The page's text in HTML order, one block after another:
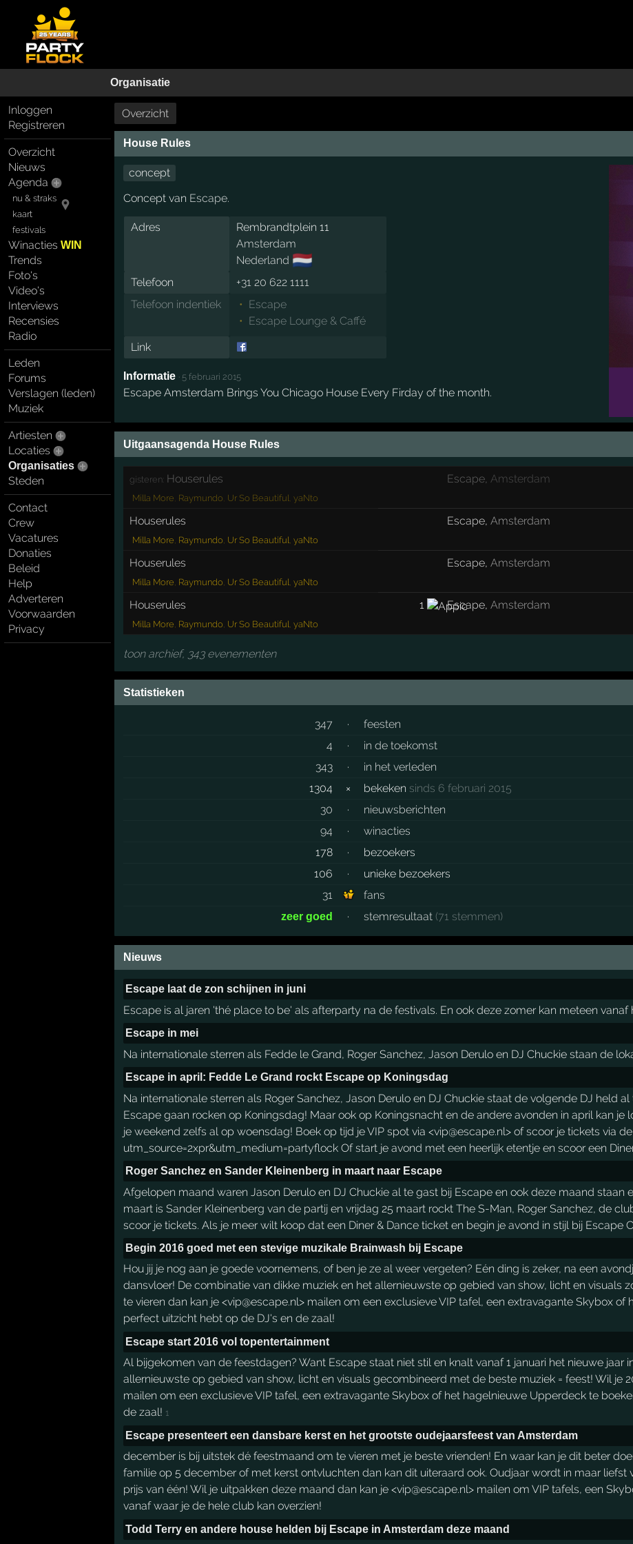
Organisatie
Inloggen
Registreren
Overzicht
Nieuws
Agenda
nu & straks
kaart
festivals
WinactiesWIN
Trends
Foto's
Video's
Interviews
Recensies
Radio
Leden
Forums
Verslagen (leden)
Muziek
Artiesten
Locaties
Organisaties
Steden
Contact
Crew
Vacatures
Donaties
Beleid
Help
Adverteren
Voorwaarden
Privacy
Overzicht
House Rules
concept
Concept van Escape.
Adres
Rembrandtplein 11
Amsterdam
Nederland 🇳🇱
Telefoon
+31 20 622 1111
Telefoon indentiek
Escape
Escape Lounge & Caffé
Link
Informatie · 5 februari 2015
Escape Amsterdam Brings You Chicago House Every Firday of the month.
Uitgaansagenda House Rules
gisteren: Houserules Escape Amsterdam
Milla More Raymundo Ur So Beautiful yaNto
Houserules Escape, Amsterdam
Milla More Raymundo Ur So Beautiful yaNto
Houserules Escape, Amsterdam
Milla More Raymundo Ur So Beautiful yaNto
Houserules 1 Escape, Amsterdam
Milla More Raymundo Ur So Beautiful yaNto
toon archief, 343 evenementen
Statistieken
347 ·
feesten
4
·
in de toekomst
343
·
in het verleden
1304
× bekeken sinds 6 februari 2015
30
·
nieuwsberichten
94
·
winacties
178
·
bezoekers
106
·
unieke bezoekers
31
fans
zeer goed · stemresultaat (71 stemmen)
Nieuws
Escape laat de zon schijnen in juni
Escape is al jaren 'thé place to be' als afterparty na de festivals. En ook deze zomer kan meteen
Escape in mei
Na internationale sterren als Fedde le Grand, Roger Sanchez, Jason Derulo en DJ Chuckie staan de
Escape in april: Fedde Le Grand rockt Escape op Koningsdag
Na internationale sterren als Roger Sanchez, Jason Derulo en DJ Chuckie staat de volgende DJ held
Escape gaan rocken op Koningsdag! Maar ook op Koningsnacht en de andere avonden in april kan
je weekend zelfs al op woensdag! Boek op tijd je VIP spot via <vip@escape.nl> of scoor je tickets via
utm_source=2xpr&utm_medium=partyflock Of start je avond met een heerlijk etentje en scoor een
Roger Sanchez en Sander Kleinenberg in maart naar Escape
Afgelopen maand waren Jason Derulo en DJ Chuckie al te gast bij Escape en ook deze maand staan
maart is Sander Kleinenberg van de partij en vrijdag 25 maart rockt The S-Man, Roger Sanchez, de
scoor je tickets. Als je meer wilt koop dat een Diner & Dance ticket en begin je avond in stijl bij Escape
Begin 2016 goed met een stevige muzikale Brainwash bij Escape
Hou jij je nog aan je goede voornemens, of ben je ze al weer vergeten? Eén ding is zeker, na een
dansvloer! De combinatie van dikke muziek en het allernieuwste op gebied van show, licht en visuals
te vieren dan kan je <vip@escape.nl> mailen om een exclusieve VIP tafel, een extravagante Skybox
perfect uitzicht hebt op de DJ's en de zaal!
Escape start 2016 vol topentertainment
Al bijgekomen van de feestdagen? Want Escape staat niet stil en knalt vanaf 1 januari het nieuwe
allernieuwste op gebied van show, licht en visuals gecombineerd met de beste muziek = feest! Wil je
mailen om een exclusieve VIP tafel, een extravagante Skybox of het hagelnieuwe Upperdeck te
de zaal! 1
Escape presenteert een dansbare kerst en het grootste oudejaarsfeest van Amsterdam
december is bij uitstek dé feestmaand om te vieren met je beste vrienden! En waar kan je dit beter
familie op 5 december of met kerst ontvluchten dan kan dit uiteraard ook. Oudjaar wordt in maar liefst
prijs van één! Wil je uitpakken deze maand dan kan je <vip@escape.nl> mailen om VIP tafels, een
vanaf waar je de hele club kan overzien!
Todd Terry en andere house helden bij Escape in Amsterdam deze maand